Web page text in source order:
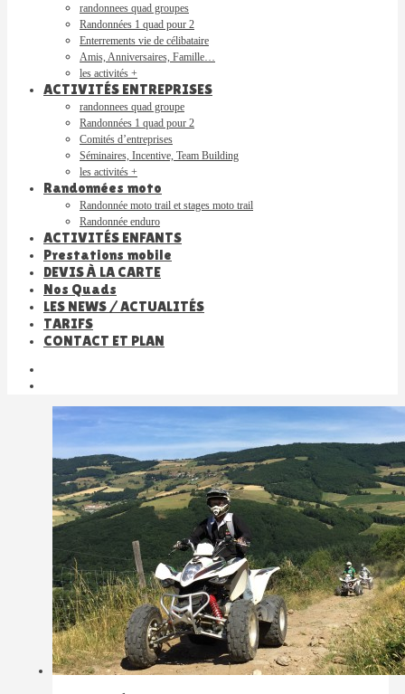
randonnees quad groupes
Randonnées 1 quad pour 2
Enterrements vie de célibataire
Amis, Anniversaires, Famille…
les activités +
ACTIVITÉS ENTREPRISES
randonnees quad groupe
Randonnées 1 quad pour 2
Comités d’entreprises
Séminaires, Incentive, Team Building
les activités +
Randonnées moto
Randonnée moto trail et stages moto trail
Randonnée enduro
ACTIVITÉS ENFANTS
Prestations mobile
DEVIS À LA CARTE
Nos Quads
LES NEWS / ACTUALITÉS
TARIFS
CONTACT ET PLAN